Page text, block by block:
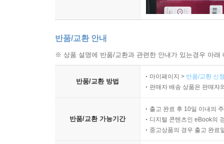
반품/교환 안내
※ 상품 설명에 반품/교환과 관련한 안내가 있는경우 아
반품/교환 방법
마이페이지 > 반품/교환 신
판매자 배송 상품은 판매자
반품/교환 가능기간
출고 완료 후 10일 이내의
디지털 콘텐츠인 eBook의
중고상품의 경우 출고 완료